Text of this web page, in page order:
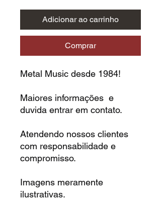
Adicionar ao carrinho
Comprar
Metal Music desde 1984!
Maiores informações e
duvida entrar em contato.
Atendendo nossos clientes
com responsabilidade e
compromisso.
Imagens meramente
ilustrativas.